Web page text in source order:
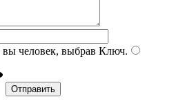
человек, выбрав Ключ.